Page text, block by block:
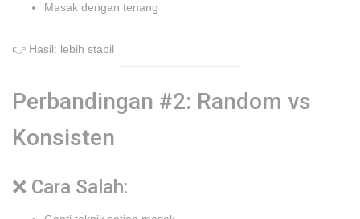
Masak dengan tenang
👉 Hasil: lebih stabil
Perbandingan #2: Random vs
Konsisten
❌ Cara Salah: